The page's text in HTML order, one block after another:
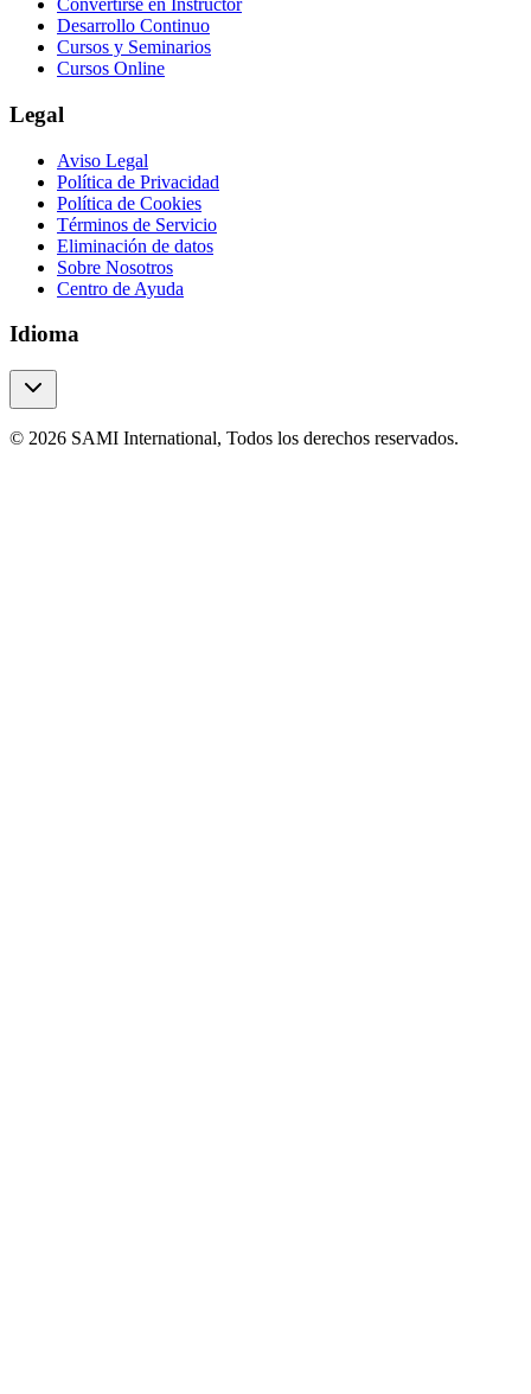
Convertirse en Instructor
Desarrollo Continuo
Cursos y Seminarios
Cursos Online
Legal
Aviso Legal
Política de Privacidad
Política de Cookies
Términos de Servicio
Eliminación de datos
Sobre Nosotros
Centro de Ayuda
Idioma
© 2026 SAMI International, Todos los derechos reservados.